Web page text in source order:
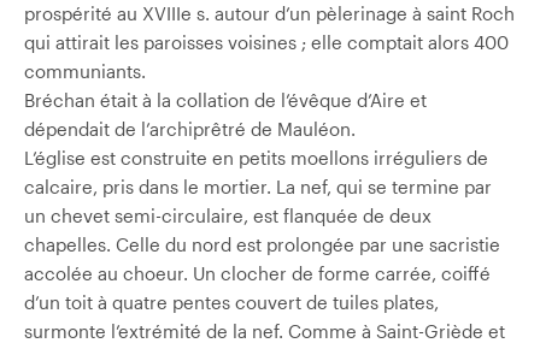
prospérité au XVIIIe s. autour d’un pèlerinage à saint Roch
qui attirait les paroisses voisines ; elle comptait alors 400
communiants.
Bréchan était à la collation de l’évêque d’Aire et
dépendait de l’archiprêtré de Mauléon.
L’église est construite en petits moellons irréguliers de
calcaire, pris dans le mortier. La nef, qui se termine par
un chevet semi-circulaire, est flanquée de deux
chapelles. Celle du nord est prolongée par une sacristie
accolée au choeur. Un clocher de forme carrée, coiffé
d’un toit à quatre pentes couvert de tuiles plates,
surmonte l’extrémité de la nef. Comme à Saint-Griède et